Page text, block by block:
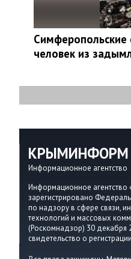
Симферопольские
человек из
КРЫМИНФОРМ
Информационное агентство
Информационное
зарегистрировано
по надзору в сфере связи,
технологий и массовых
(Роскомнадзор) 30 декабря
свидетельство о